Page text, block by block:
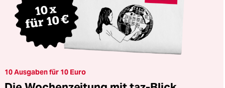
10 Ausgaben für 10 Euro